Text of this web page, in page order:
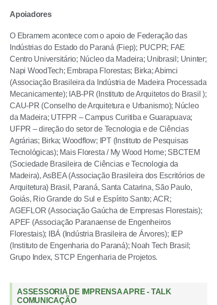
Apoiadores
O Ebramem acontece com o apoio de Federação das
Indústrias do Estado do Paraná (Fiep); PUCPR; FAE
Centro Universitário; Núcleo da Madeira; Unibrasil; Uninter;
Napi WoodTech; Embrapa Florestas; Birka; Abimci
(Associação Brasileira da Indústria de Madeira Processada
Mecanicamente); IAB-PR (Instituto de Arquitetos do Brasil );
CAU-PR (Conselho de Arquitetura e Urbanismo); Núcleo
da Madeira; UTFPR – Campus Curitiba e Guarapuava;
UFPR – direção do setor de Tecnologia e de Ciências
Agrárias; Birka; Woodflow; IPT (Instituto de Pesquisas
Tecnológicas); Mais Floresta / My Wood Home; SBCTEM
(Sociedade Brasileira de Ciências e Tecnologia da
Madeira), AsBEA (Associação Brasileira dos Escritórios de
Arquitetura) Brasil, Paraná, Santa Catarina, São Paulo,
Goiás, Rio Grande do Sul e Espírito Santo; ACR;
AGEFLOR (Associação Gaúcha de Empresas Florestais);
APEF (Associação Paranaense de Engenheiros
Florestais); IBÁ (Indústria Brasileira de Árvores); IEP
(Instituto de Engenharia do Paraná); Noah Tech Brasil;
Grupo Index, STCP Engenharia de Projetos.
ASSESSORIA DE IMPRENSA APRE - TALK
COMUNICAÇÃO